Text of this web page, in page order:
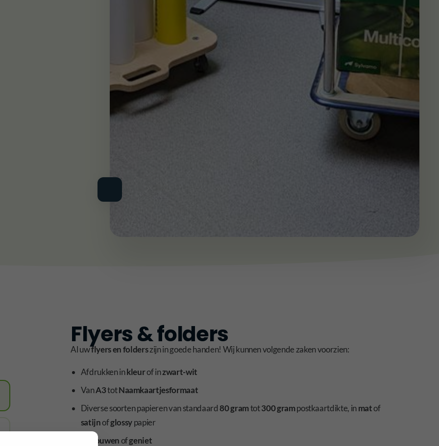
Flyers & folders
Al uwflyers en folderszijn in goede handen! Wij kunnen volgende zaken voorzien:
Afdrukken inkleurof inzwart-wit
VanA3totNaamkaartjesformaat
Diverse soorten papieren van standaard80 gramtot300 grampostkaartdikte, inmatof
satijnofglossypapier
Gevouwenofgeniet